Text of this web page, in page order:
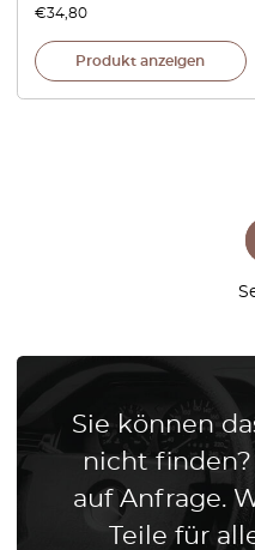
€34,80
Produkt anzeigen
Sie können
nicht finden?
auf Anfrage.
Teile für